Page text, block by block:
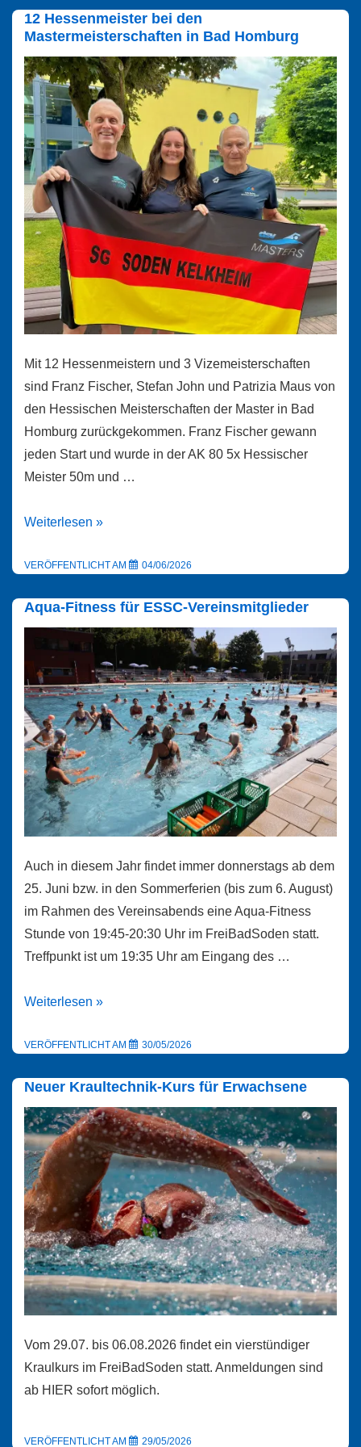
12 Hessenmeister bei den
Mastermeisterschaften in Bad Homburg
Mit 12 Hessenmeistern und 3 Vizemeisterschaften
sind Franz Fischer, Stefan John und Patrizia Maus von
den Hessischen Meisterschaften der Master in Bad
Homburg zurückgekommen. Franz Fischer gewann
jeden Start und wurde in der AK 80 5x Hessischer
Meister 50m und …
12
bei
Mastermeisterschaften
Homburg
Weiterlesen »
VERÖFFENTLICHT AM 04/06/2026
Aqua-Fitness für ESSC-Vereinsmitglieder
Auch in diesem Jahr findet immer donnerstags ab dem
25. Juni bzw. in den Sommerferien (bis zum 6. August)
im Rahmen des Vereinsabends eine Aqua-Fitness
Stunde von 19:45-20:30 Uhr im FreiBadSoden statt.
Treffpunkt ist um 19:35 Uhr am Eingang des …
Aqua-
für
Vereinsmitglieder
Weiterlesen »
VERÖFFENTLICHT AM 30/05/2026
Neuer Kraultechnik-Kurs für Erwachsene
Vom 29.07. bis 06.08.2026 findet ein vierstündiger
Kraulkurs im FreiBadSoden statt. Anmeldungen sind
ab HIER sofort möglich.
VERÖFFENTLICHT AM 29/05/2026